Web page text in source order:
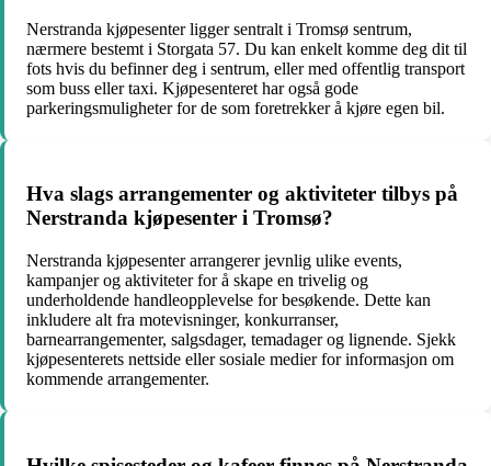
Nerstranda kjøpesenter ligger sentralt i Tromsø sentrum,
nærmere bestemt i Storgata 57. Du kan enkelt komme deg dit til
fots hvis du befinner deg i sentrum, eller med offentlig transport
som buss eller taxi. Kjøpesenteret har også gode
parkeringsmuligheter for de som foretrekker å kjøre egen bil.
Hva slags arrangementer og aktiviteter tilbys på
Nerstranda kjøpesenter i Tromsø?
Nerstranda kjøpesenter arrangerer jevnlig ulike events,
kampanjer og aktiviteter for å skape en trivelig og
underholdende handleopplevelse for besøkende. Dette kan
inkludere alt fra motevisninger, konkurranser,
barnearrangementer, salgsdager, temadager og lignende. Sjekk
kjøpesenterets nettside eller sosiale medier for informasjon om
kommende arrangementer.